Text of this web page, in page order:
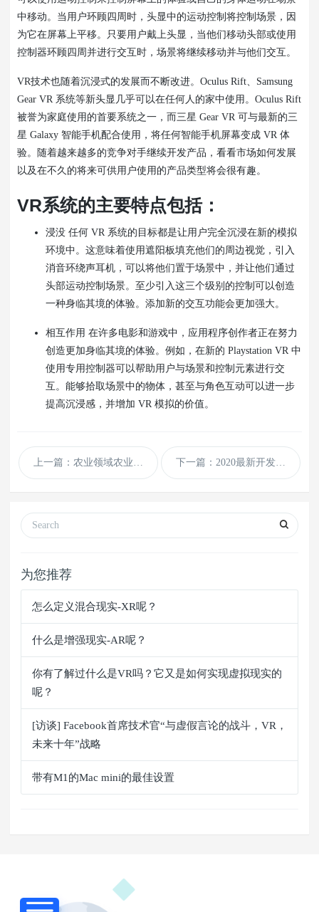
中移动。当用户环顾四周时，头显中的运动控制将控制场景，因
为它在屏幕上平移。只要用户戴上头显，当他们移动头部或使用
控制器环顾四周并进行交互时，场景将继续移动并与他们交互。
VR技术也随着沉浸式的发展而不断改进。Oculus Rift、Samsung
Gear VR 系统等新头显几乎可以在任何人的家中使用。Oculus Rift
被誉为家庭使用的首要系统之一，而三星 Gear VR 可与最新的三
星 Galaxy 智能手机配合使用，将任何智能手机屏幕变成 VR 体
验。随着越来越多的竞争对手继续开发产品，看看市场如何发展
以及在不久的将来可供用户使用的产品类型将会很有趣。
VR系统的主要特点包括：
浸没 任何 VR 系统的目标都是让用户完全沉浸在新的模拟
环境中。这意味着使用遮阳板填充他们的周边视觉，引入
消音环绕声耳机，可以将他们置于场景中，并让他们通过
头部运动控制场景。至少引入这三个级别的控制可以创造
一种身临其境的体验。添加新的交互功能会更加强大。
相互作用 在许多电影和游戏中，应用程序创作者正在努力
创造更加身临其境的体验。例如，在新的 Playstation VR 中
使用专用控制器可以帮助用户与场景和控制元素进行交
互。能够拾取场景中的物体，甚至与角色互动可以进一步
提高沉浸感，并增加 VR 模拟的价值。
上一篇：农业领域农业机器人 下一篇：2020最新开发ONE兔2.3版本原生开发社交社区交友婚恋视频即时通讯
为您推荐
怎么定义混合现实-XR呢？
什么是增强现实-AR呢？
你有了解过什么是VR吗？它又是如何实现虚拟现实的
呢？
[访谈] Facebook首席技术官“与虚假言论的战斗，VR，
未来十年”战略
带有M1的Mac mini的最佳设置